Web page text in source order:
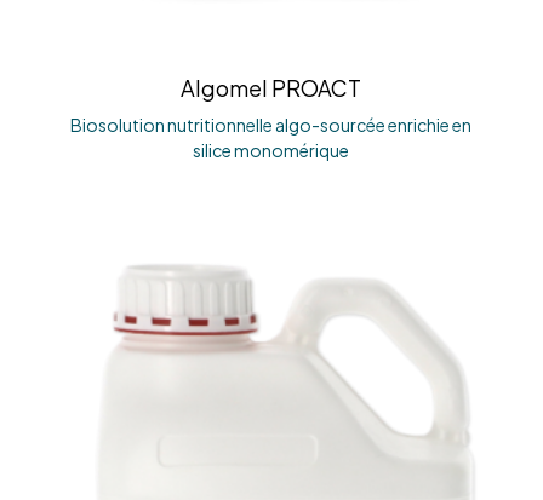
Algomel PROACT
Biosolution nutritionnelle algo-sourcée enrichie en
silice monomérique